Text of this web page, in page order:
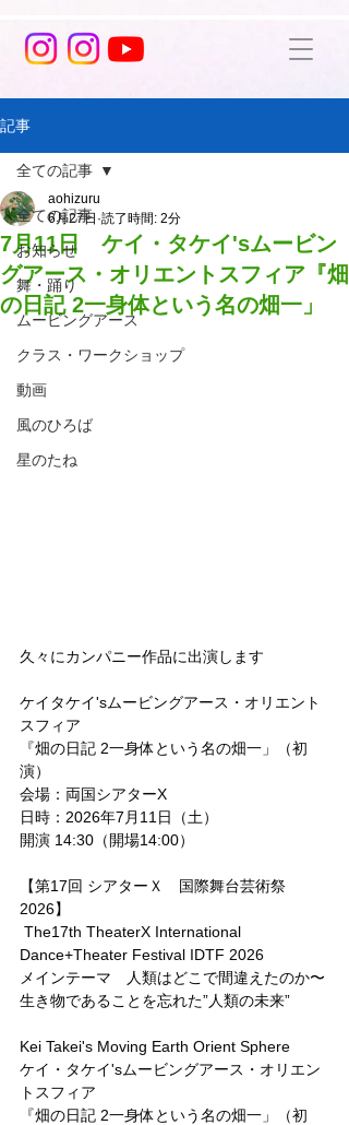
記事
全ての記事
お知らせ
舞・踊り
ムービングアース
クラス・ワークショップ
動画
風のひろば
星のたね
全ての記事
7月11日 ケイ・タケイ'sムービン
グアース・オリエントスフィア『畑
の日記 2一身体という名の畑一」
aohizuru
6月27日 読了時間: 2分
久々にカンパニー作品に出演します
ケイタケイ'sムービングアース・オリエント
スフィア
『畑の日記 2一身体という名の畑一」（初
演）
会場：両国シアターX
日時：2026年7月11日（土）
開演 14:30（開場14:00）
【第17回 シアターＸ　国際舞台芸術祭
2026】
The17th TheaterX International
Dance+Theater Festival IDTF 2026
メインテーマ　人類はどこで間違えたのか〜
生き物であることを忘れた”人類の未来”
Kei Takei's Moving Earth Orient Sphere
ケイ・タケイ'sムービングアース・オリエン
トスフィア
『畑の日記 2一身体という名の畑一」（初